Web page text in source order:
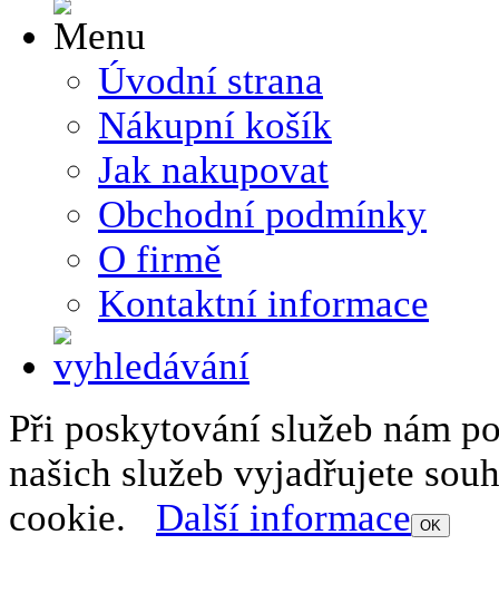
Úvodní strana
Nákupní košík
Jak nakupovat
Obchodní podmínky
O firmě
Kontaktní informace
Při poskytování služeb nám
našich služeb vyjadřujete
cookie. Další informace